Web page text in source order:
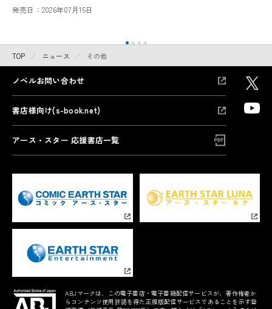
発売日： 2026年07月15日
TOP ニュース その他
ノベルお問い合わせ
書店様向け(s-book.net)
アース・スター 応援書店一覧
ABJマークは、この電子書店・電子書籍配信サービスが、著作権者か
らコンテンツ使用許諾を得た正規版配信サービスであることを示す登